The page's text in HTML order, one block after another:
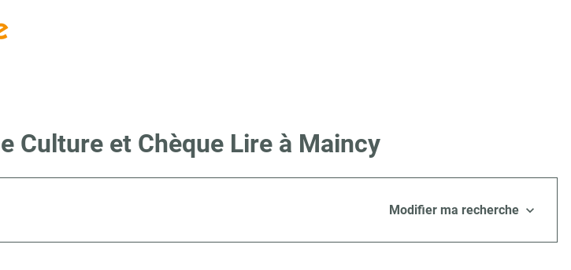
Culture et Chèque Lire à Maincy
Modifier ma recherche